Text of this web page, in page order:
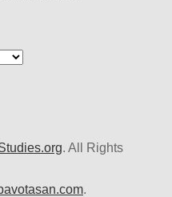
. All Rights
.